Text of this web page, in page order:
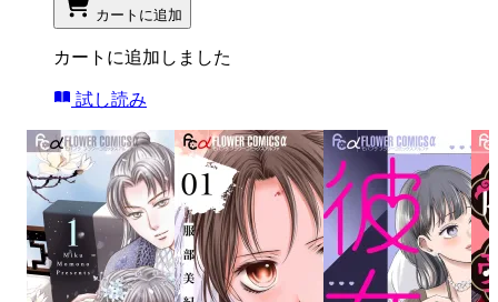
カートに追加
カートに追加しました
試し読み